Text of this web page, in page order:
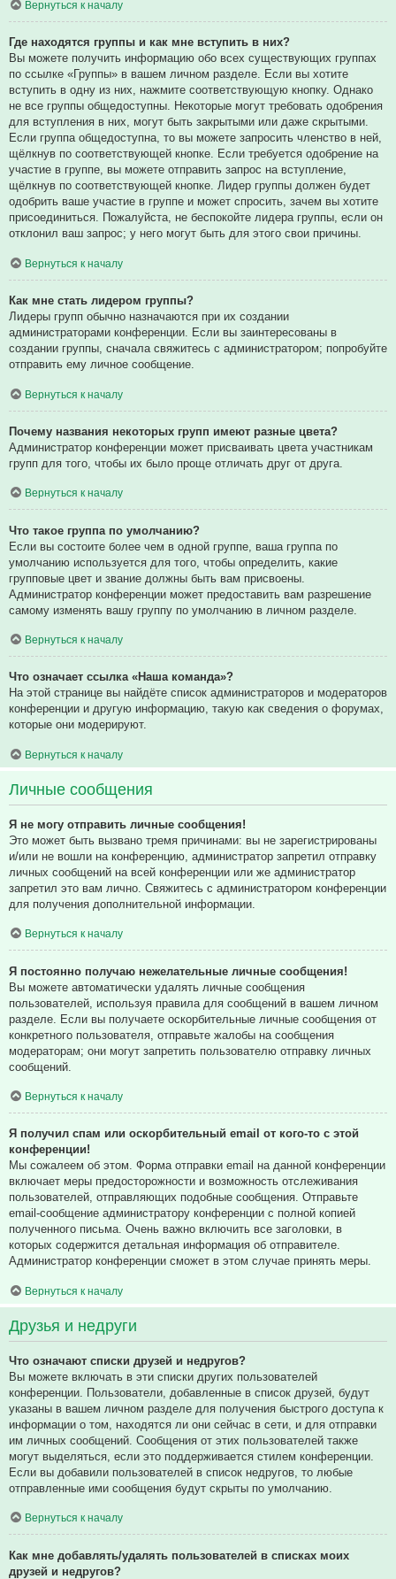
Вернуться к началу
Где находятся группы и как мне вступить в них?
Вы можете получить информацию обо всех существующих группах
по ссылке «Группы» в вашем личном разделе. Если вы хотите
вступить в одну из них, нажмите соответствующую кнопку. Однако
не все группы общедоступны. Некоторые могут требовать одобрения
для вступления в них, могут быть закрытыми или даже скрытыми.
Если группа общедоступна, то вы можете запросить членство в ней,
щёлкнув по соответствующей кнопке. Если требуется одобрение на
участие в группе, вы можете отправить запрос на вступление,
щёлкнув по соответствующей кнопке. Лидер группы должен будет
одобрить ваше участие в группе и может спросить, зачем вы хотите
присоединиться. Пожалуйста, не беспокойте лидера группы, если он
отклонил ваш запрос; у него могут быть для этого свои причины.
Вернуться к началу
Как мне стать лидером группы?
Лидеры групп обычно назначаются при их создании
администраторами конференции. Если вы заинтересованы в
создании группы, сначала свяжитесь с администратором; попробуйте
отправить ему личное сообщение.
Вернуться к началу
Почему названия некоторых групп имеют разные цвета?
Администратор конференции может присваивать цвета участникам
групп для того, чтобы их было проще отличать друг от друга.
Вернуться к началу
Что такое группа по умолчанию?
Если вы состоите более чем в одной группе, ваша группа по
умолчанию используется для того, чтобы определить, какие
групповые цвет и звание должны быть вам присвоены.
Администратор конференции может предоставить вам разрешение
самому изменять вашу группу по умолчанию в личном разделе.
Вернуться к началу
Что означает ссылка «Наша команда»?
На этой странице вы найдёте список администраторов и модераторов
конференции и другую информацию, такую как сведения о форумах,
которые они модерируют.
Вернуться к началу
Личные сообщения
Я не могу отправить личные сообщения!
Это может быть вызвано тремя причинами: вы не зарегистрированы
и/или не вошли на конференцию, администратор запретил отправку
личных сообщений на всей конференции или же администратор
запретил это вам лично. Свяжитесь с администратором конференции
для получения дополнительной информации.
Вернуться к началу
Я постоянно получаю нежелательные личные сообщения!
Вы можете автоматически удалять личные сообщения
пользователей, используя правила для сообщений в вашем личном
разделе. Если вы получаете оскорбительные личные сообщения от
конкретного пользователя, отправьте жалобы на сообщения
модераторам; они могут запретить пользователю отправку личных
сообщений.
Вернуться к началу
Я получил спам или оскорбительный email от кого-то с этой
конференции!
Мы сожалеем об этом. Форма отправки email на данной конференции
включает меры предосторожности и возможность отслеживания
пользователей, отправляющих подобные сообщения. Отправьте
email-сообщение администратору конференции с полной копией
полученного письма. Очень важно включить все заголовки, в
которых содержится детальная информация об отправителе.
Администратор конференции сможет в этом случае принять меры.
Вернуться к началу
Друзья и недруги
Что означают списки друзей и недругов?
Вы можете включать в эти списки других пользователей
конференции. Пользователи, добавленные в список друзей, будут
указаны в вашем личном разделе для получения быстрого доступа к
информации о том, находятся ли они сейчас в сети, и для отправки
им личных сообщений. Сообщения от этих пользователей также
могут выделяться, если это поддерживается стилем конференции.
Если вы добавили пользователей в список недругов, то любые
отправленные ими сообщения будут скрыты по умолчанию.
Вернуться к началу
Как мне добавлять/удалять пользователей в списках моих
друзей и недругов?